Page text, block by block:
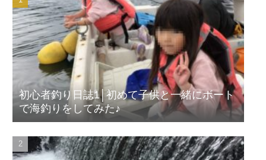
初心者釣り日誌1│初めて子供と一緒にボート
で海釣りをしてみた♪